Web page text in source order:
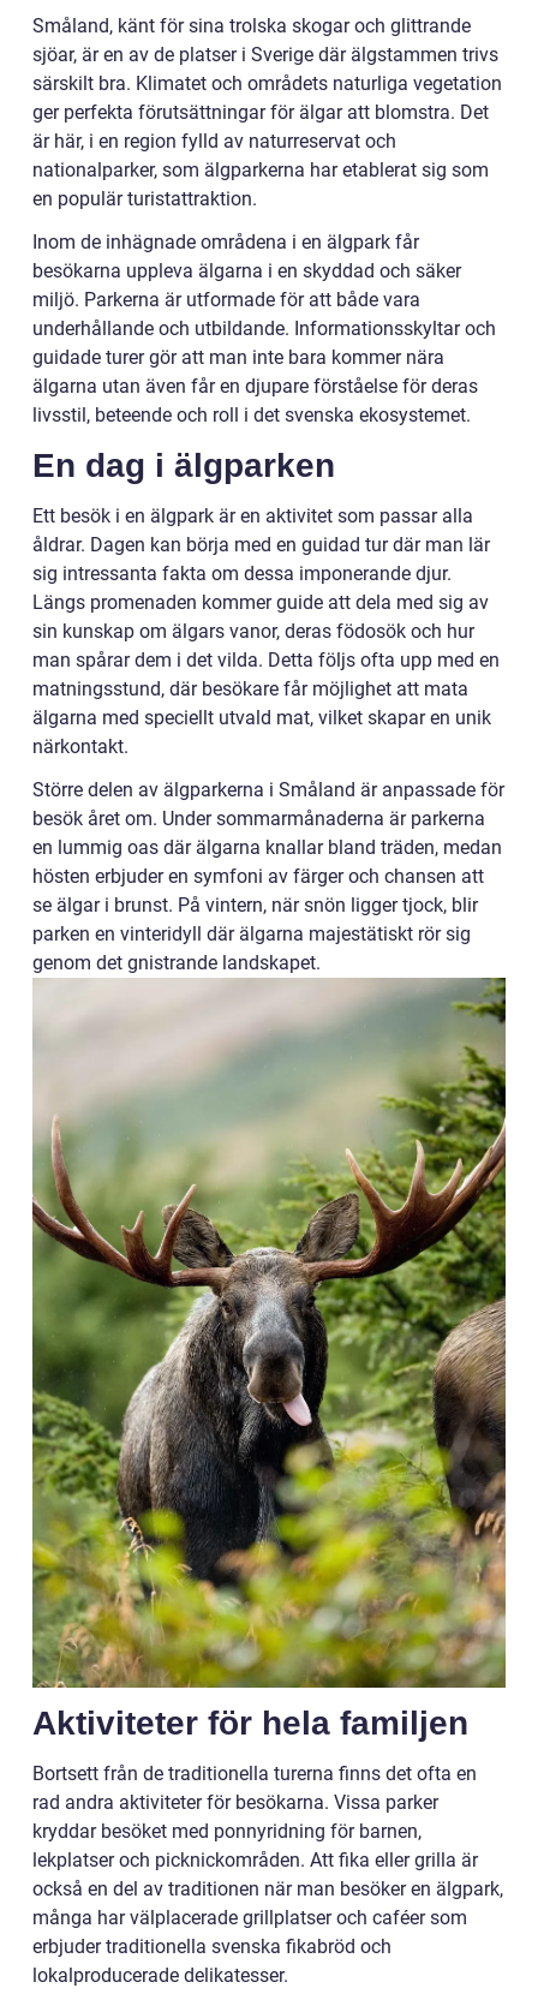
Småland, känt för sina trolska skogar och glittrande
sjöar, är en av de platser i Sverige där älgstammen trivs
särskilt bra. Klimatet och områdets naturliga vegetation
ger perfekta förutsättningar för älgar att blomstra. Det
är här, i en region fylld av naturreservat och
nationalparker, som älgparkerna har etablerat sig som
en populär turistattraktion.
Inom de inhägnade områdena i en älgpark får
besökarna uppleva älgarna i en skyddad och säker
miljö. Parkerna är utformade för att både vara
underhållande och utbildande. Informationsskyltar och
guidade turer gör att man inte bara kommer nära
älgarna utan även får en djupare förståelse för deras
livsstil, beteende och roll i det svenska ekosystemet.
En dag i älgparken
Ett besök i en älgpark är en aktivitet som passar alla
åldrar. Dagen kan börja med en guidad tur där man lär
sig intressanta fakta om dessa imponerande djur.
Längs promenaden kommer guide att dela med sig av
sin kunskap om älgars vanor, deras födosök och hur
man spårar dem i det vilda. Detta följs ofta upp med en
matningsstund, där besökare får möjlighet att mata
älgarna med speciellt utvald mat, vilket skapar en unik
närkontakt.
Större delen av älgparkerna i Småland är anpassade för
besök året om. Under sommarmånaderna är parkerna
en lummig oas där älgarna knallar bland träden, medan
hösten erbjuder en symfoni av färger och chansen att
se älgar i brunst. På vintern, när snön ligger tjock, blir
parken en vinteridyll där älgarna majestätiskt rör sig
genom det gnistrande landskapet.
Aktiviteter för hela familjen
Bortsett från de traditionella turerna finns det ofta en
rad andra aktiviteter för besökarna. Vissa parker
kryddar besöket med ponnyridning för barnen,
lekplatser och picknickområden. Att fika eller grilla är
också en del av traditionen när man besöker en älgpark,
många har välplacerade grillplatser och caféer som
erbjuder traditionella svenska fikabröd och
lokalproducerade delikatesser.